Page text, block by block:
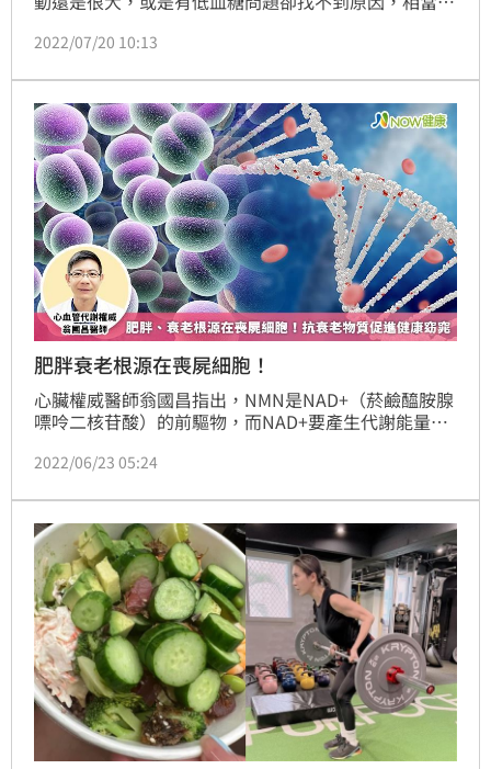
血糖機，但由於使用上多是飯前飯後血糖的配對，是單
成食物的影響，也看不到在半夜或清晨經常會發生的嚴
重低血糖，因此建議血糖控制不佳又不知該如何調整的
患者，可考慮使用「連續血糖監測儀」，找到造成血糖
(記者：黃仲丘)
2022/07/20 10:13
肥胖衰老根源在喪屍細胞！
心臟權威醫師翁國昌指出，NMN是NAD+（菸鹼醯胺腺
嘌呤二核苷酸）的前驅物，而NAD+要產生代謝能量必
脂肪，達到塑身減重、抗老化的作用。
2022/06/23 05:24